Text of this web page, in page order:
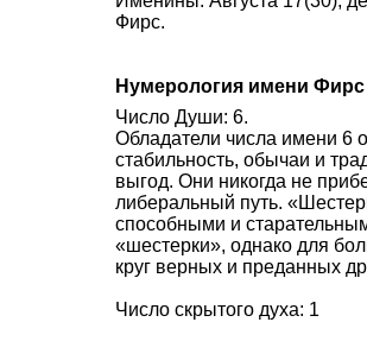
Фирс.
Нумерология имени Фирс
Число Души: 6.
Обладатели числа имени 6
стабильность, обычаи и
выгод. Они никогда не
либеральный путь.
способными и
«шестерки», однако для
круг верных и преданных
Число скрытого духа: 1